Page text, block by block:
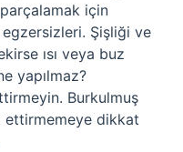
için
Şişliği ve
ısı veya buz
yapılmaz?
Burkulmuş
ettirmemeye dikkat